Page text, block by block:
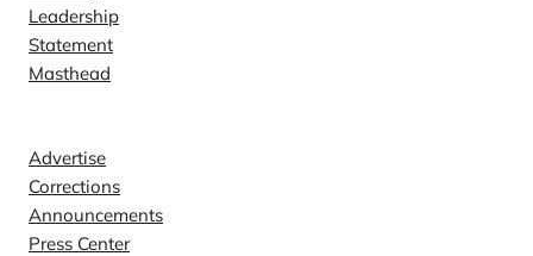
Leadership
Statement
Masthead
Advertise
Corrections
Announcements
Press Center